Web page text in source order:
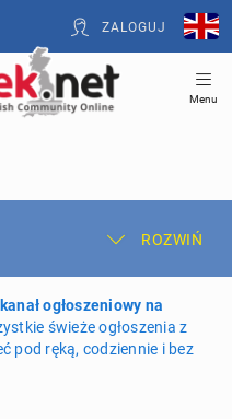
ZALOGUJ
Menu
ROZWIŃ
Moje ogłoszenia
ogłoszeń
ogłoszeniowy na
świeże ogłoszenia z
pod ręką, codziennie i bez